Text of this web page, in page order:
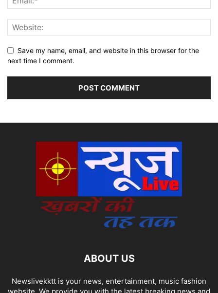
Save my name, email, and website in this browser for the
next time I comment.
ABOUT US
Newslivekktt is your news, entertainment, music fashion
website. We provide you with the latest breaking news and